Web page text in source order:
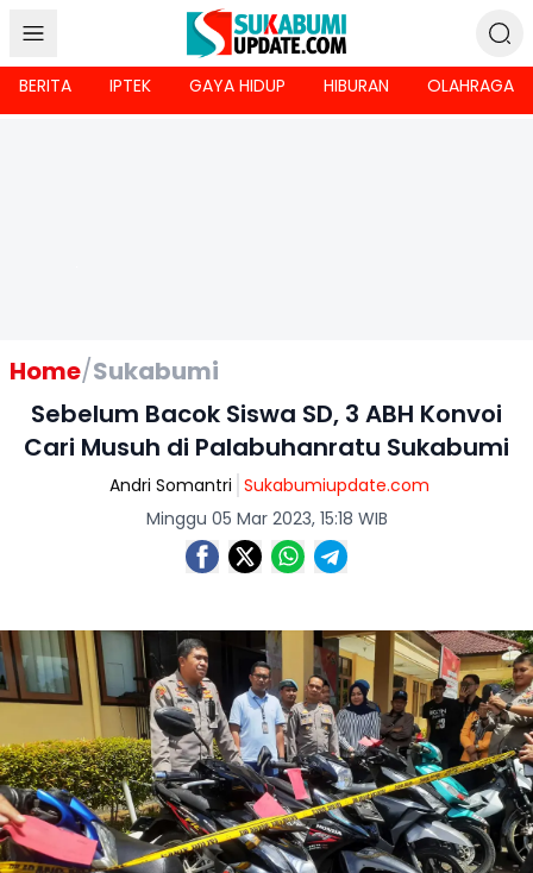
BERITA IPTEK GAYA HIDUP HIBURAN OLAHRAGA
Home/Sukabumi
Sebelum Bacok Siswa SD, 3 ABH Konvoi
Cari Musuh di Palabuhanratu Sukabumi
Andri Somantri Sukabumiupdate.com
Minggu 05 Mar 2023, 15:18 WIB